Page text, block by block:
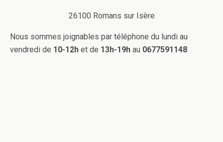
26100 Romans sur Isère
Nous sommes joignables par téléphone du lundi au
vendredi de 10-12h et de 13h-19h au 0677591148